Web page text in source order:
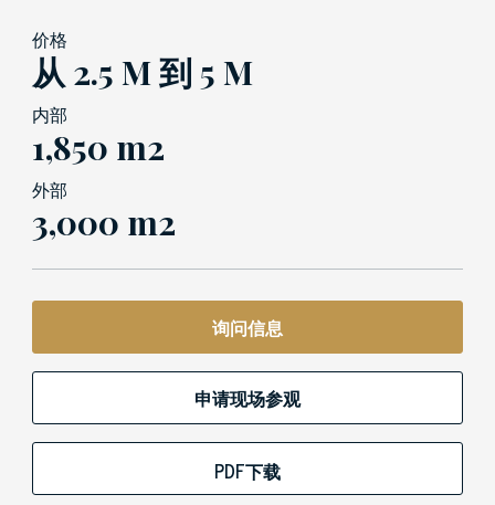
价格
从 2.5 M 到 5 M
内部
1,850 m2
外部
3,000 m2
询问信息
申请现场参观
PDF下载